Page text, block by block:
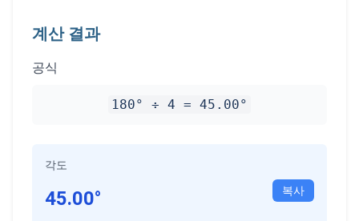
계산 결과
공식
180° ÷ 4 = 45.00°
각도
45.00° 복사